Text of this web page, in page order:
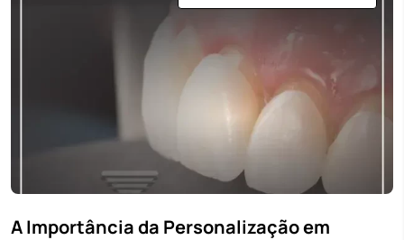
A Importância da Personalização em